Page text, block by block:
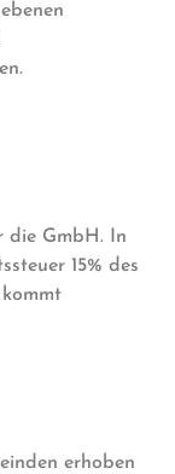
die GmbH. In
15% des
erhoben